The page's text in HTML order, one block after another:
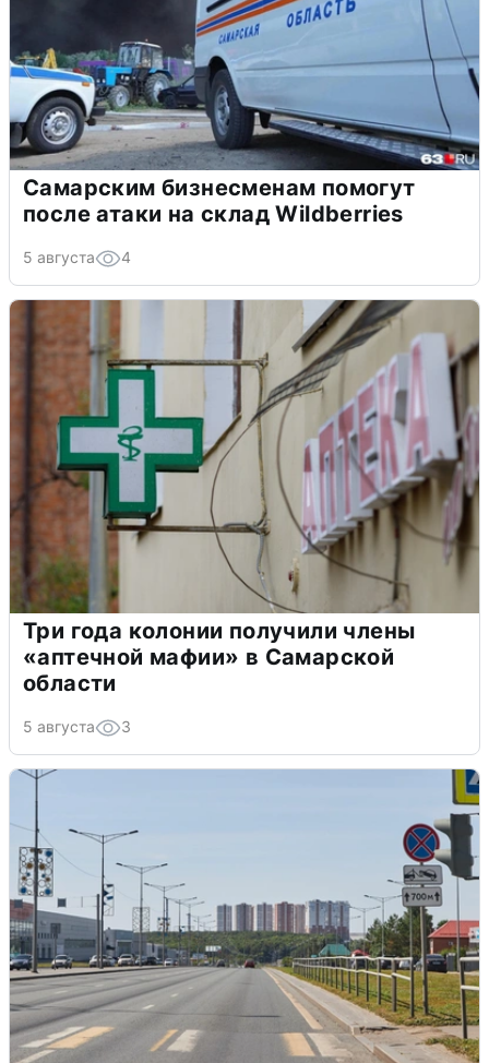
Самарским бизнесменам помогут
после атаки на склад Wildberries
5 августа 4
Три года колонии получили члены
«аптечной мафии» в Самарской
области
5 августа 3